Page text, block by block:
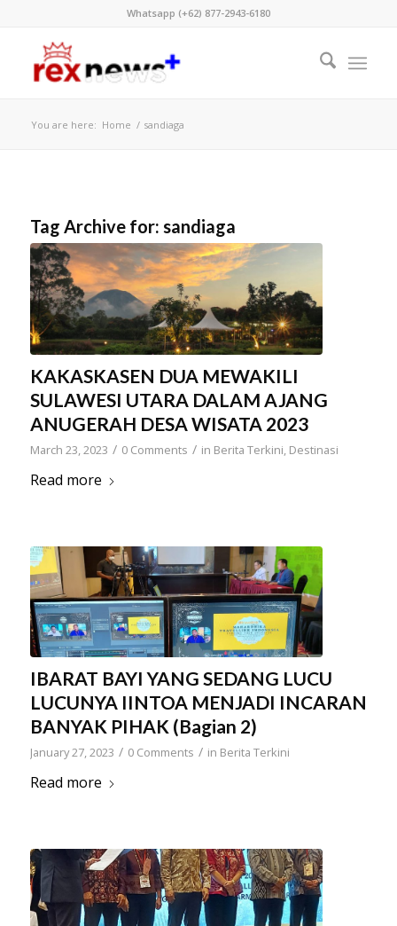
Whatsapp (+62) 877-2943-6180
You are here: Home / sandiaga
Tag Archive for: sandiaga
KAKASKASEN DUA MEWAKILI
SULAWESI UTARA DALAM AJANG
ANUGERAH DESA WISATA 2023
March 23, 2023 / 0 Comments / in Berita Terkini, Destinasi
Read more
IBARAT BAYI YANG SEDANG LUCU
LUCUNYA IINTOA MENJADI INCARAN
BANYAK PIHAK (Bagian 2)
January 27, 2023 / 0 Comments / in Berita Terkini
Read more